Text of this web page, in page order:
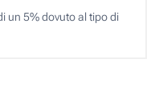
un 5% dovuto al tipo di